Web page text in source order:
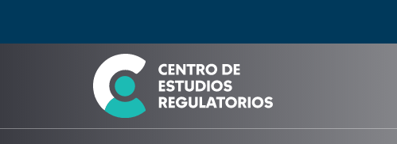
Seleccione país
Buscar